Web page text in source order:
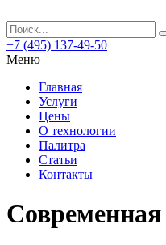
+7 (495) 137-49-50
Меню
Главная
Услуги
Цены
О технологии
Палитра
Статьи
Контакты